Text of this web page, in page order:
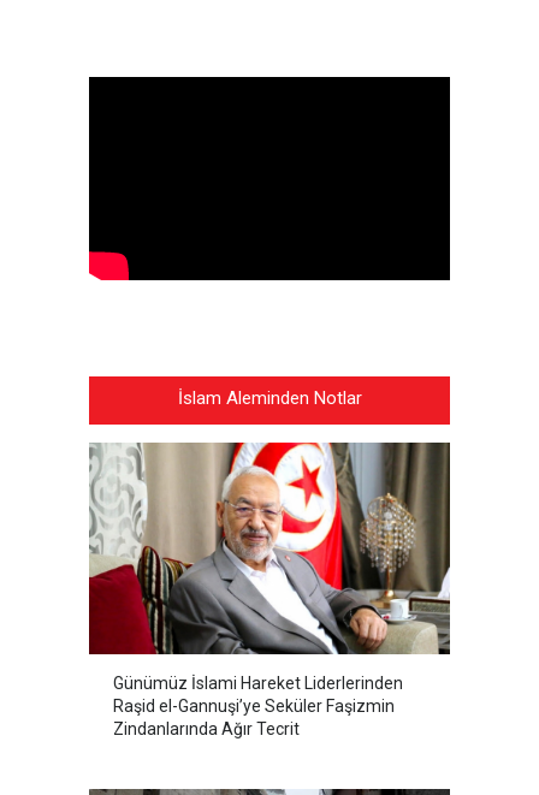
İslam Aleminden Notlar
Günümüz İslami Hareket Liderlerinden
Raşid el-Gannuşi’ye Seküler Faşizmin
Zindanlarında Ağır Tecrit